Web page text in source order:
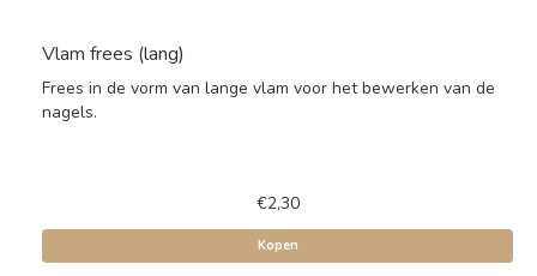
Vlam frees (lang)
Frees in de vorm van lange vlam voor het bewerken van de
nagels.
€2,30
Kopen